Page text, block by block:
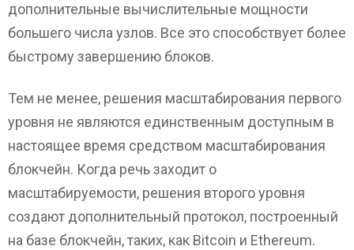
дополнительные вычислительные мощности
большего числа узлов. Все это способствует более
быстрому завершению блоков.
Тем не менее, решения масштабирования первого
уровня не являются единственным доступным в
настоящее время средством масштабирования
блокчейн. Когда речь заходит о
масштабируемости, решения второго уровня
создают дополнительный протокол, построенный
на базе блокчейн, таких, как Bitcoin и Ethereum.